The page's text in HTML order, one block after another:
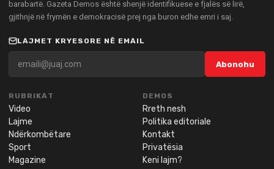
barabartë. Gazeta Demos është shenjë identifikuese e fjalës së lirë,
gjithnjë në frymën e demokracisë prej nga buron edhe emri i saj.
LAJMET KRYESORE NË EMAIL
Abonohu
RUBRIKAT
Video
Lajme
Ndërkombëtare
Sport
Magazine
DEMOS
Rreth nesh
Politika editoriale
Kontakt
Privatësia
Keni lajm?